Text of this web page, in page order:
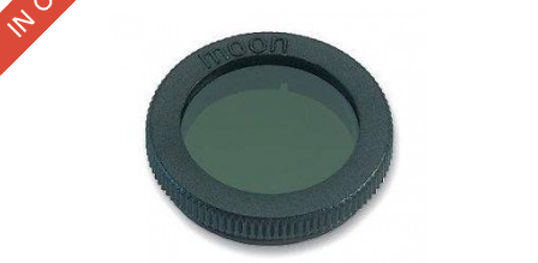
CONTATTI
GLI ORDINI SARANNO EVASI